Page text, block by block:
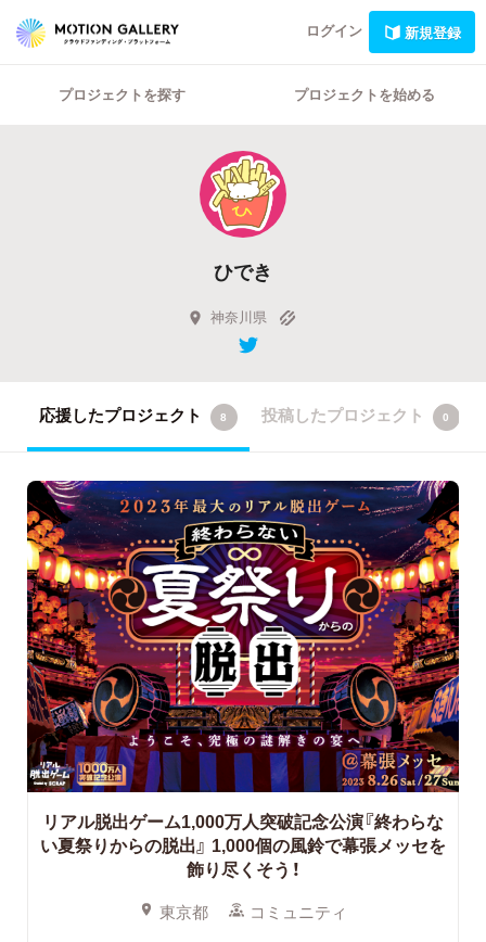
ログイン 新規登録
プロジェクトを探す プロジェクトを始める
ひでき
神奈川県
応援したプロジェクト 8 投稿したプロジェクト 0
リアル脱出ゲーム1,000万人突破記念公演『終わらな
い夏祭りからの脱出』 1,000個の風鈴で幕張メッセを
飾り尽くそう！
東京都 コミュニティ